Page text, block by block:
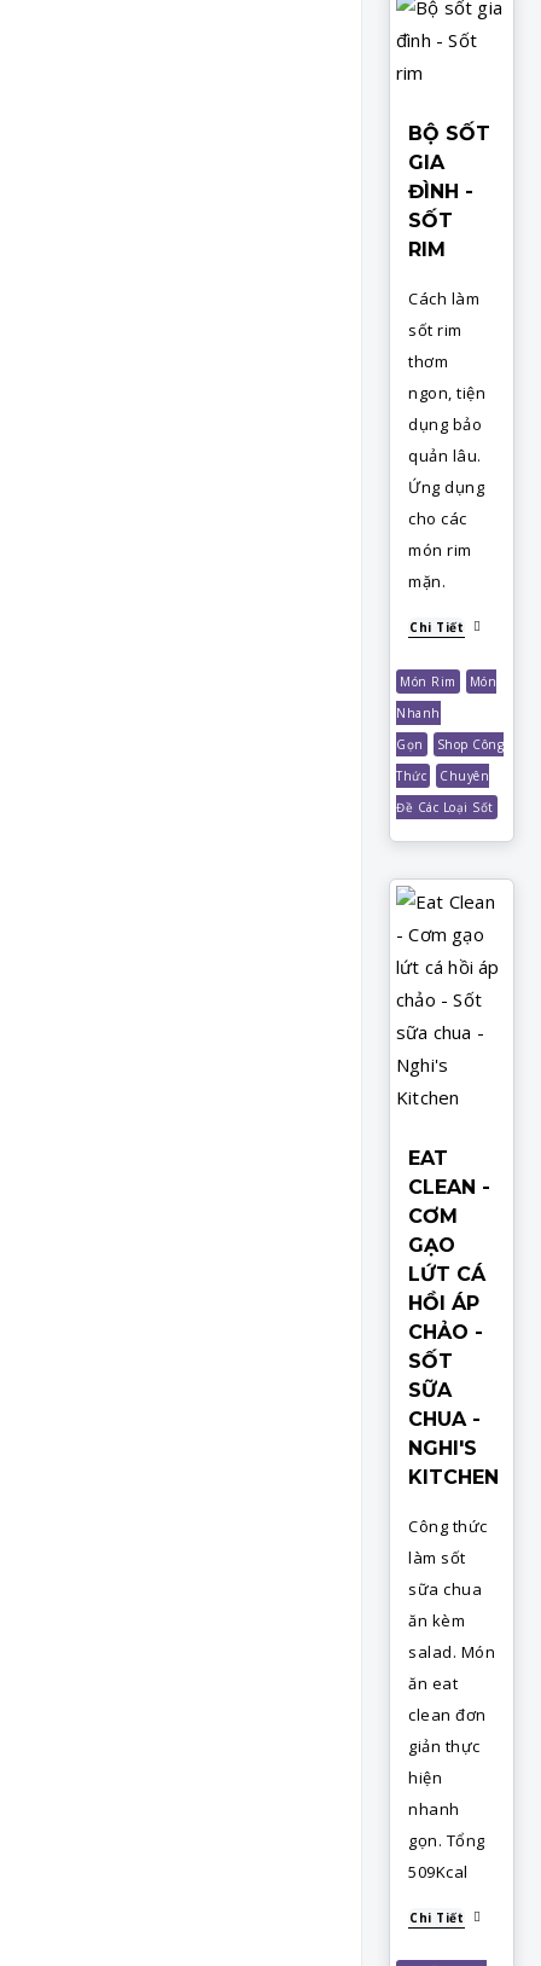
BỘ SỐT
GIA
ĐÌNH -
SỐT
RIM
Cách làm
sốt rim
thơm
ngon, tiện
dụng bảo
quản lâu.
Ứng dụng
cho các
món rim
mặn.
Chi Tiết
Món Rim
Món
Nhanh
Gọn
Shop Công
Thức
Chuyên
Đề Các Loại Sốt
EAT
CLEAN -
CƠM
GẠO
LỨT CÁ
HỒI ÁP
CHẢO -
SỐT
SỮA
CHUA -
NGHI'S
KITCHEN
Công thức
làm sốt
sữa chua
ăn kèm
salad. Món
ăn eat
clean đơn
giản thực
hiện
nhanh
gọn. Tổng
509Kcal
Chi Tiết